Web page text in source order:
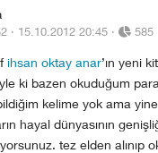
· 15.10.2012 20:45 · 585
ihsan oktay anar’ın yeni
ki bazen okuduğum
kelime yok ama
hayal dünyasının
tez elden alınıp